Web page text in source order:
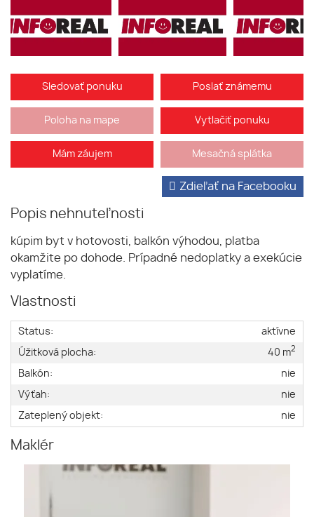
Sledovať ponuku Poslať známemu
Poloha na mape Vytlačiť ponuku
Mám záujem Mesačná splátka
Popis nehnuteľnosti
Zdieľať na Facebooku
kúpim byt v hotovosti, balkón výhodou, platba
okamžite po dohode. Prípadné nedoplatky a exekúcie
vyplatíme.
Vlastnosti
Status:
aktívne
Úžitková plocha:
40 m2
Balkón:
nie
Výťah:
nie
Zateplený objekt:
nie
Maklér